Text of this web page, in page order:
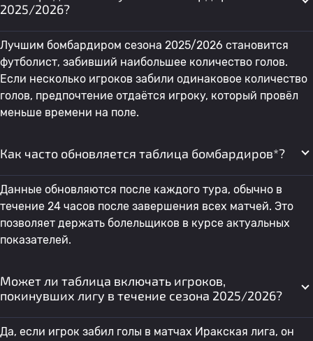
34
Mohammed Fadhil
Najafi Sajjad
Аль-Завраа
35 Адам Рашид Аль Шорта 0
37
Mohammed Mahdi Al
Saedi Sajjad
Аль-Завраа
38 Nicolas Fernandez
39 Мустафа Садун Аль Шорта 0
40 Abbas Fadhil Abbas Аль Шорта 0
2025/2026?
Лучшим бомбардиром сезона 2025/2026 становится
футболист, забивший наибольшее количество голов.
Если несколько игроков забили одинаковое количество
голов, предпочтение отдаётся игроку, который провёл
меньше времени на поле.
Как часто обновляется таблица бомбардиров*?
Данные обновляются после каждого тура, обычно в
течение 24 часов после завершения всех матчей. Это
позволяет держать болельщиков в курсе актуальных
показателей.
Может ли таблица включать игроков,
покинувших лигу в течение сезона 2025/2026?
Да, если игрок забил голы в матчах Иракская лига, он